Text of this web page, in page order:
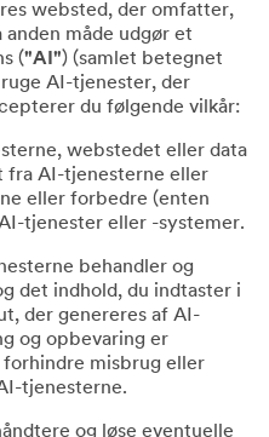
websted, der omfatter,
måde udgør et
("AI") (samlet betegnet
AI-tjenester, der
du følgende vilkår:
webstedet eller data
fra AI-tjenesterne eller
eller forbedre (enten
tjenester eller -systemer.
behandler og
det indhold, du indtaster i
der genereres af AI-
og opbevaring er
forhindre misbrug eller
tjenesterne.
og løse eventuelle